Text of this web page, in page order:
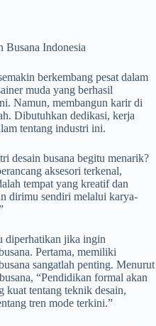
Indonesia
berkembang pesat dalam
muda yang berhasil
Namun, membangun karir di
Dibutuhkan dedikasi, kerja
tentang industri ini.
desain busana begitu menarik?
aksesori terkenal,
tempat yang kreatif dan
dirimu sendiri melalui karya-
diperhatikan jika ingin
Pertama, memiliki
sangatlah penting. Menurut
“Pendidikan formal akan
kuat tentang teknik desain,
tren mode terkini.”